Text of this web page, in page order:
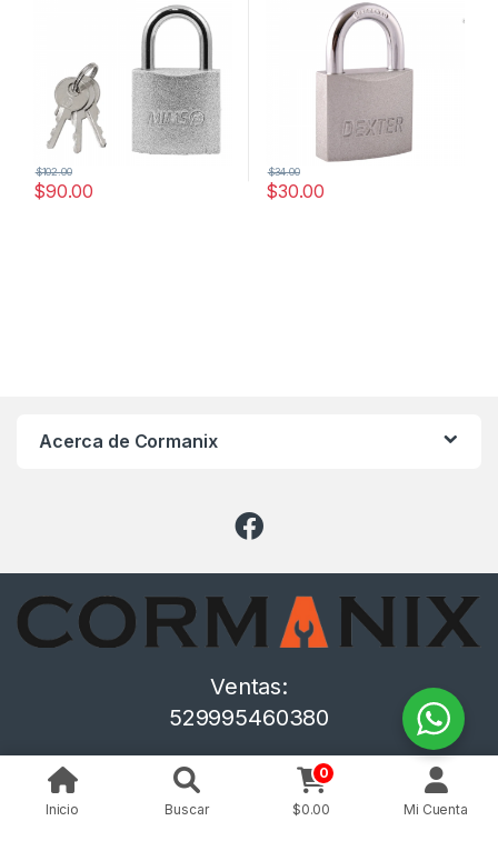
$90.00
$102.00
$30.00
$34.00
Acerca de Cormanix
Ventas:
529995460380
Inicio Buscar
0
$0.00 Mi Cuenta